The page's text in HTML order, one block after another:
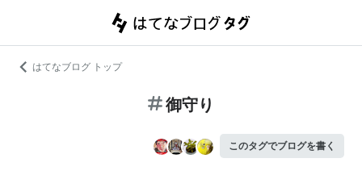
はてなブログ トップ
御守り
このタグでブログを書く